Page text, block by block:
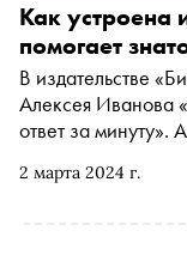
2 марта 2024 г.
Как устроена
помогает
В издательстве
Алексея Иванова
ответ за минуту».
ограниченного